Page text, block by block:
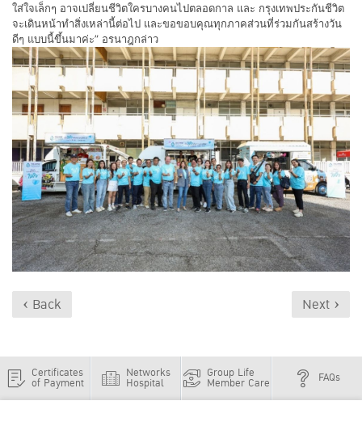
ใส่ใจเล็กๆ อาจเปลี่ยนชีวิตใครบางคนไปตลอดกาล และ กรุงเทพประกันชีวิต
จะเดินหน้าทำสิ่งเหล่านี้ต่อไป และขอขอบคุณทุกภาคส่วนที่ร่วมกันสร้างวัน
ดีๆ แบบนี้ขึ้นมาค่ะ” อรนาฎกล่าว
‹ Back Next ›
Certificates
of Payment
Networks
Hospital
Group Life
Member Care FAQs